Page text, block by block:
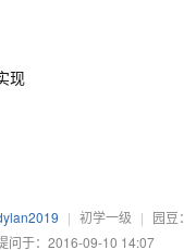
现
| 初学一级 | 园豆：
问于：2016-09-10 14:07